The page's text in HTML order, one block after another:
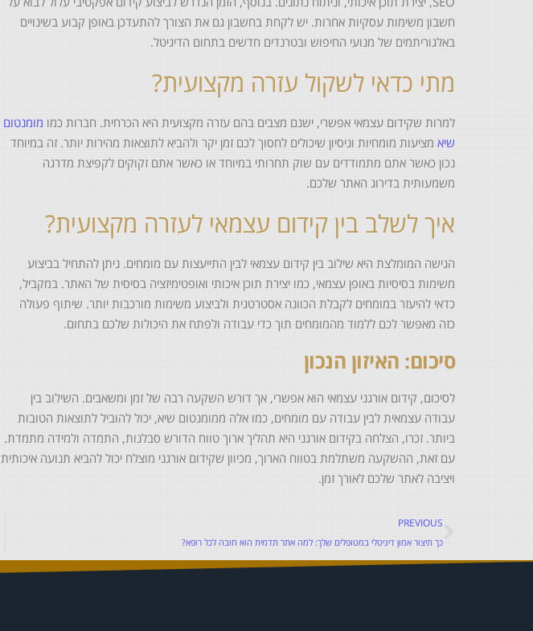
חשבון משימות עסקיות אחרות. יש לקחת בחשבון גם את הצורך להתעדכן באופן קבוע בשינויים
באלגוריתמים של מנועי החיפוש ובטרנדים חדשים בתחום הדיגיטל.
מתי כדאי לשקול עזרה מקצועית?
למרות שקידום עצמאי אפשרי, ישנם מצבים בהם עזרה מקצועית היא הכרחית. חברות כמו מומנטום
שיא מציעות מומחיות וניסיון שיכולים לחסוך לכם זמן יקר ולהביא לתוצאות מהירות יותר. זה במיוחד
נכון כאשר אתם מתמודדים עם שוק תחרותי במיוחד או כאשר אתם זקוקים לקפיצת מדרגה
משמעותית בדירוג האתר שלכם.
איך לשלב בין קידום עצמאי לעזרה מקצועית?
הגישה המומלצת היא שילוב בין קידום עצמאי לבין התייעצות עם מומחים. ניתן להתחיל בביצוע
משימות בסיסיות באופן עצמאי, כמו יצירת תוכן איכותי ואופטימיזציה בסיסית של האתר. במקביל,
כדאי להיעזר במומחים לקבלת הכוונה אסטרטגית ולביצוע משימות מורכבות יותר. שיתוף פעולה
כזה מאפשר לכם ללמוד מהמומחים תוך כדי עבודה ולפתח את היכולות שלכם בתחום.
סיכום: האיזון הנכון
לסיכום, קידום אורגני עצמאי הוא אפשרי, אך דורש השקעה רבה של זמן ומשאבים. השילוב בין
עבודה עצמאית לבין עבודה עם מומחים, כמו אלה ממומנטום שיא, יכול להוביל לתוצאות הטובות
ביותר. זכרו, הצלחה בקידום אורגני היא תהליך ארוך טווח הדורש סבלנות, התמדה ולמידה מתמדת.
עם זאת, ההשקעה משתלמת בטווח הארוך, מכיוון שקידום אורגני מוצלח יכול להביא תנועה איכותית
ויציבה לאתר שלכם לאורך זמן.
PREVIOUS
כך תיצור אמון דיגיטלי במטופלים שלך: למה אתר תדמית הוא חובה לכל רופא?